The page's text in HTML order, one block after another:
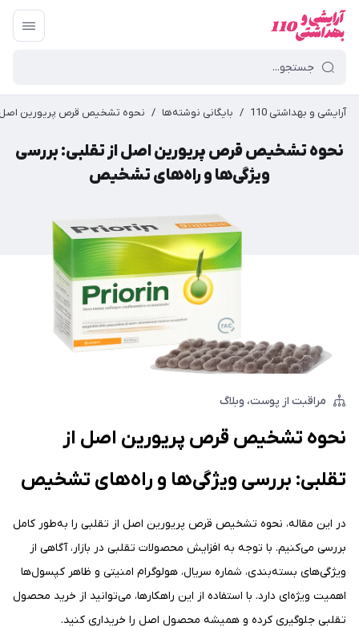
آرایشی و بهداشتی 110 / بایگانی نوشته‌ها / نحوه تشخیص قرص پریورین اصل
نحوه تشخیص قرص پریورین اصل از تقلبی: بررسی
ویژگی‌ها و راه‌های تشخیص
مراقبت از پوست وبلاگ
نحوه تشخیص قرص پریورین اصل از
تقلبی: بررسی ویژگی‌ها و راه‌های تشخیص
در این مقاله، نحوه تشخیص قرص پریورین اصل از تقلبی را به‌طور کامل
بررسی می‌کنیم. با توجه به افزایش محصولات تقلبی در بازار، آگاهی از
ویژگی‌های بسته‌بندی، شماره سریال، هولوگرام امنیتی و ظاهر کپسول‌ها
اهمیت ویژه‌ای دارد. با استفاده از این راهکارها، می‌توانید از خرید محصول
تقلبی جلوگیری کرده و همیشه محصول اصل را خریداری کنید.